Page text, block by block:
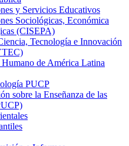
y Servicios Educativos
Sociológicas, Económica
(CISEPA)
Tecnología e Innovación
de América Latina
PUCP
sobre la Enseñanza de las